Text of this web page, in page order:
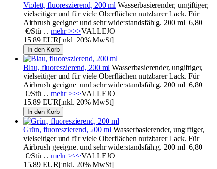
Violett, fluoreszierend, 200 ml Wasserbasierender, ungiftiger,
vielseitiger und für viele Oberflächen nutzbarer Lack. Für
Airbrush geeignet und sehr widerstandsfähig. 200 ml. 6,80
€/Stü ... mehr >>>VALLEJO
15.89 EUR[inkl. 20% MwSt]
Blau, fluoreszierend, 200 ml Wasserbasierender, ungiftiger,
vielseitiger und für viele Oberflächen nutzbarer Lack. Für
Airbrush geeignet und sehr widerstandsfähig. 200 ml. 6,80
€/Stü ... mehr >>>VALLEJO
15.89 EUR[inkl. 20% MwSt]
Grün, fluoreszierend, 200 ml Wasserbasierender, ungiftiger,
vielseitiger und für viele Oberflächen nutzbarer Lack. Für
Airbrush geeignet und sehr widerstandsfähig. 200 ml. 6,80
€/Stü ... mehr >>>VALLEJO
15.89 EUR[inkl. 20% MwSt]